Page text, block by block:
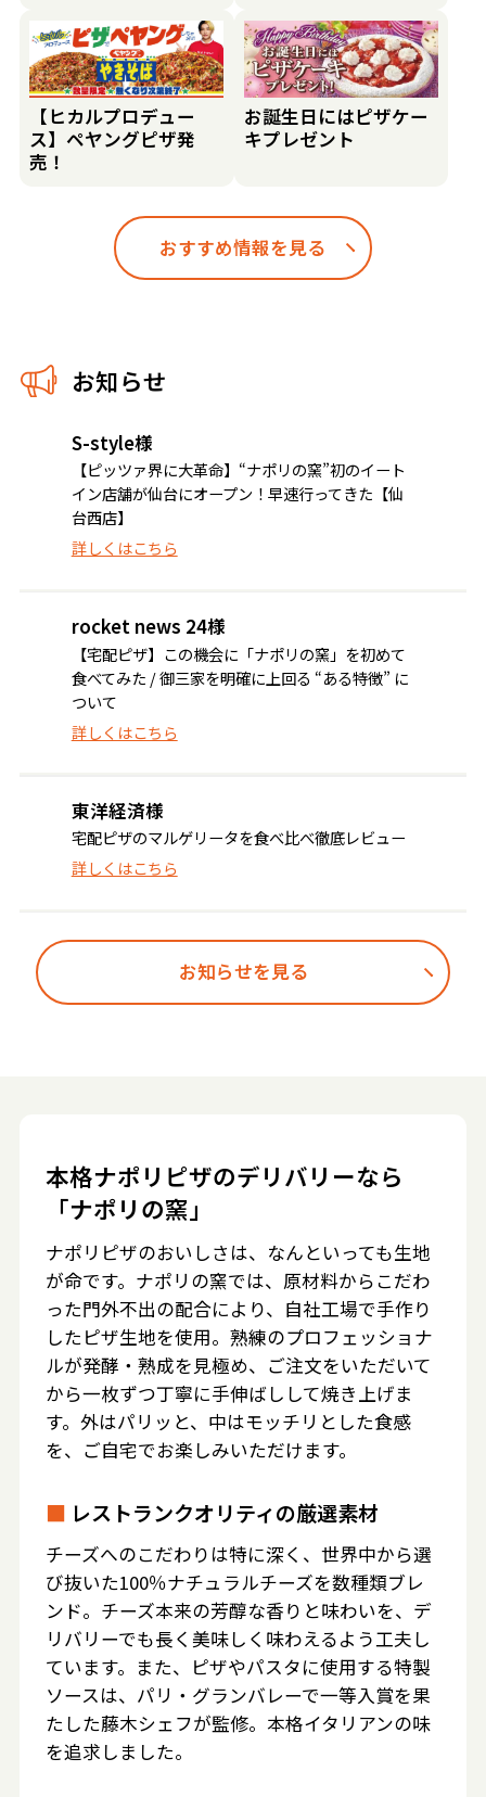
【ヒカルプロデュー
ス】ペヤングピザ発
売！
お誕生日にはピザケー
キプレゼント
おすすめ情報を見る
お知らせ
S-style様
【ピッツァ界に大革命】“ナポリの窯”初のイート
イン店舗が仙台にオープン！早速行ってきた【仙
台西店】
詳しくはこちら
rocket news 24様
【宅配ピザ】この機会に「ナポリの窯」を初めて
食べてみた / 御三家を明確に上回る “ある特徴” に
ついて
詳しくはこちら
東洋経済様
宅配ピザのマルゲリータを食べ比べ徹底レビュー
詳しくはこちら
お知らせを見る
本格ナポリピザのデリバリーなら
「ナポリの窯」
ナポリピザのおいしさは、なんといっても生地
が命です。ナポリの窯では、原材料からこだわ
った門外不出の配合により、自社工場で手作り
したピザ生地を使用。熟練のプロフェッショナ
ルが発酵・熟成を見極め、ご注文をいただいて
から一枚ずつ丁寧に手伸ばしして焼き上げま
す。外はパリッと、中はモッチリとした食感
を、ご自宅でお楽しみいただけます。
■ レストランクオリティの厳選素材
チーズへのこだわりは特に深く、世界中から選
び抜いた100％ナチュラルチーズを数種類ブレ
ンド。チーズ本来の芳醇な香りと味わいを、デ
リバリーでも長く美味しく味わえるよう工夫し
ています。また、ピザやパスタに使用する特製
ソースは、パリ・グランバレーで一等入賞を果
たした藤木シェフが監修。本格イタリアンの味
を追求しました。